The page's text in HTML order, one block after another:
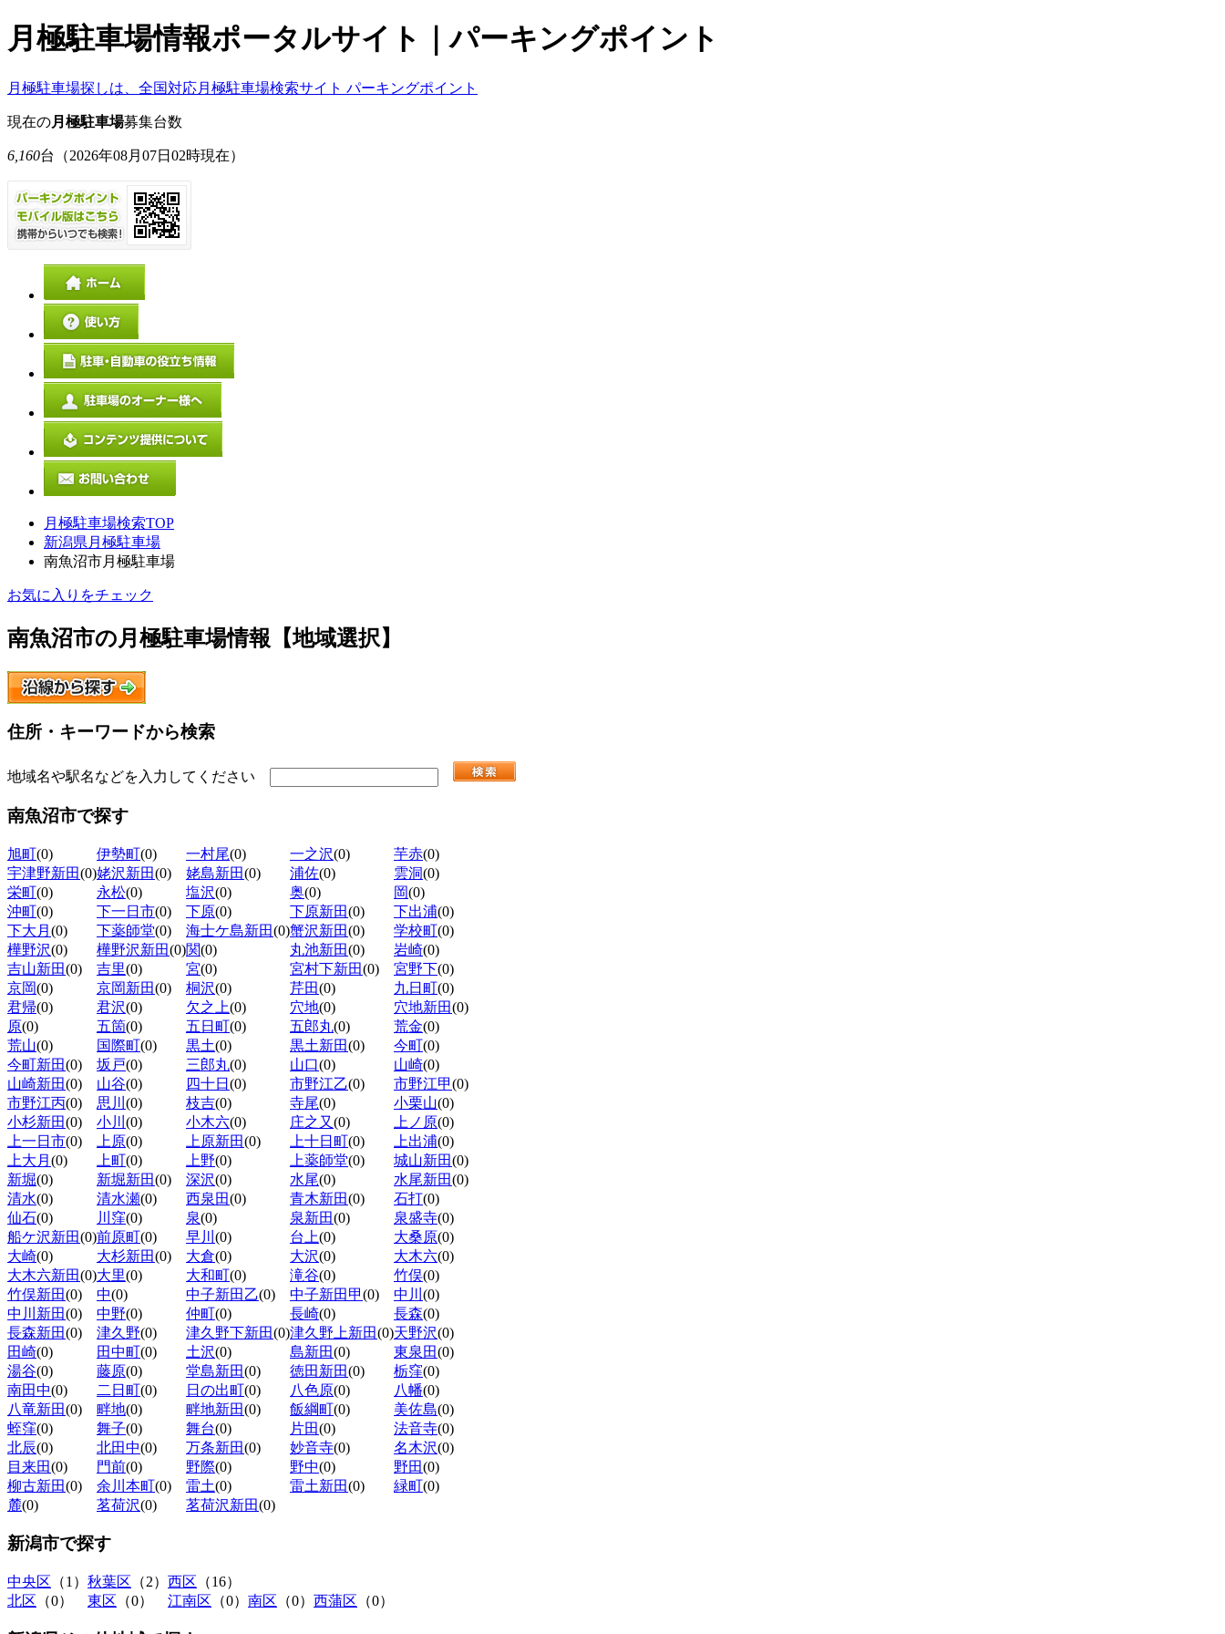
月極駐車場情報ポータルサイト｜パーキングポイント
月極駐車場探しは、全国対応月極駐車場検索サイト パーキングポイント
現在の月極駐車場募集台数
6,160台 （2026年08月07日02時現在）
月極駐車場検索TOP
新潟県月極駐車場
南魚沼市月極駐車場
お気に入りをチェック
南魚沼市の月極駐車場情報【地域選択】
住所・キーワードから検索
地域名や駅名などを入力してください
南魚沼市で探す
旭町(0) 伊勢町(0) 一村尾(0) 一之沢(0) 芋赤(0)
宇津野新田(0)姥沢新田(0) 姥島新田(0) 浦佐(0) 雲洞(0)
栄町(0) 永松(0) 塩沢(0) 奥(0) 岡(0)
沖町(0) 下一日市(0) 下原(0) 下原新田(0) 下出浦(0)
下大月 (0) 下薬師堂(0) 海士ケ島新田(0)蟹沢新田(0) 学校町(0)
樺野沢(0) 樺野沢新田(0)関(0) 丸池新田(0) 岩崎(0)
吉山新田(0) 吉里(0) 宮(0) 宮村下新田(0) 宮野下(0)
京岡(0) 京岡新田(0) 桐沢(0) 芹田(0) 九日町(0)
君帰(0) 君沢(0) 欠之上(0) 穴地(0) 穴地新田(0)
原(0) 五箇(0) 五日町(0) 五郎丸(0) 荒金(0)
荒山(0) 国際町(0) 黒土(0) 黒土新田(0) 今町(0)
今町新田(0) 坂戸(0) 三郎丸(0) 山口(0) 山崎(0)
山崎新田(0) 山谷(0) 四十日 (0) 市野江乙(0) 市野江甲(0)
市野江丙(0) 思川 (0) 枝吉(0) 寺尾(0) 小栗山(0)
小杉新田(0) 小川 (0) 小木六(0) 庄之又 (0) 上ノ原(0)
上一日市(0) 上原(0) 上原新田(0) 上十日町(0) 上出浦(0)
上大月 (0) 上町(0) 上野(0) 上薬師堂(0) 城山新田(0)
新堀(0) 新堀新田(0) 深沢(0) 水尾(0) 水尾新田(0)
清水(0) 清水瀬(0) 西泉田(0) 青木新田(0) 石打(0)
仙石(0) 川窪(0) 泉(0) 泉新田(0) 泉盛寺(0)
船ケ沢新田(0)前原町(0) 早川 (0) 台上(0) 大桑原(0)
大崎(0) 大杉新田(0) 大倉(0) 大沢(0) 大木六(0)
大木六新田(0)大里(0) 大和町(0) 滝谷(0) 竹俣(0)
竹俣新田(0) 中(0) 中子新田乙(0) 中子新田甲(0) 中川 (0)
中川新田(0) 中野(0) 仲町(0) 長崎(0) 長森(0)
長森新田(0) 津久野(0) 津久野下新田(0)津久野上新田(0)天野沢(0)
田崎(0) 田中町(0) 土沢(0) 島新田(0) 東泉田(0)
湯谷(0) 藤原(0) 堂島新田(0) 徳田新田(0) 栃窪(0)
南田中(0) 二日町(0) 日の出町(0) 八色原(0) 八幡(0)
八竜新田(0) 畔地(0) 畔地新田(0) 飯綱町(0) 美佐島(0)
蛭窪(0) 舞子(0) 舞台(0) 片田(0) 法音寺(0)
北辰(0) 北田中(0) 万条新田(0) 妙音寺(0) 名木沢(0)
目来田(0) 門前(0) 野際(0) 野中(0) 野田(0)
柳古新田(0) 余川本町(0) 雷土(0) 雷土新田(0) 緑町(0)
麓(0) 茗荷沢(0) 茗荷沢新田(0)
新潟市で探す
中央区 （1） 秋葉区 （2） 西区 （16）
北区 （0） 東区 （0） 江南区 （0） 南区 （0） 西蒲区 （0）